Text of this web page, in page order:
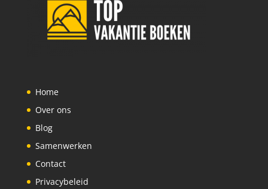
Home
Over ons
Blog
Samenwerken
Contact
Privacybeleid